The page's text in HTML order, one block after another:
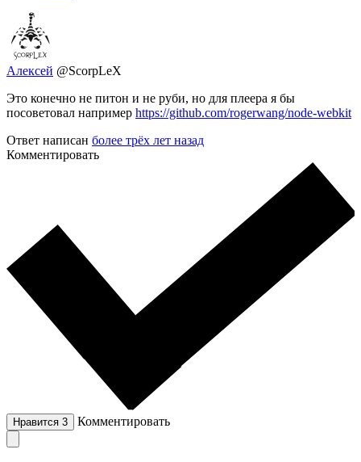
Алексей @ScorpLeX
Это конечно не питон и не руби, но для плеера я бы
посоветовал например https://github.com/rogerwang/node-webkit
Ответ написан более трёх лет назад
Комментировать
Нравится 3 Комментировать